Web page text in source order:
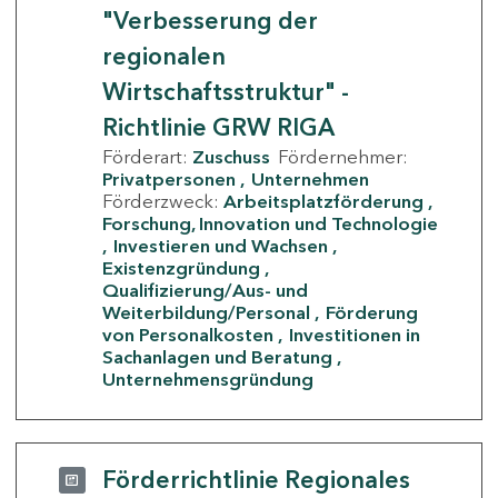
"Verbesserung der
regionalen
Wirtschaftsstruktur" -
Richtlinie GRW RIGA
Förderart: Zuschuss Fördernehmer:
Privatpersonen
Unternehmen
Förderzweck: Arbeitsplatzförderung
Forschung, Innovation und Technologie
Investieren und Wachsen
Existenzgründung
Qualifizierung/Aus- und
Weiterbildung/Personal
Förderung
von Personalkosten
Investitionen in
Sachanlagen und Beratung
Unternehmensgründung
Förderrichtlinie Regionales